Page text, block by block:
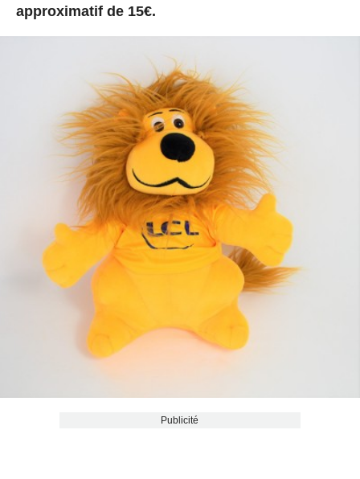
approximatif de 15€.
Publicité